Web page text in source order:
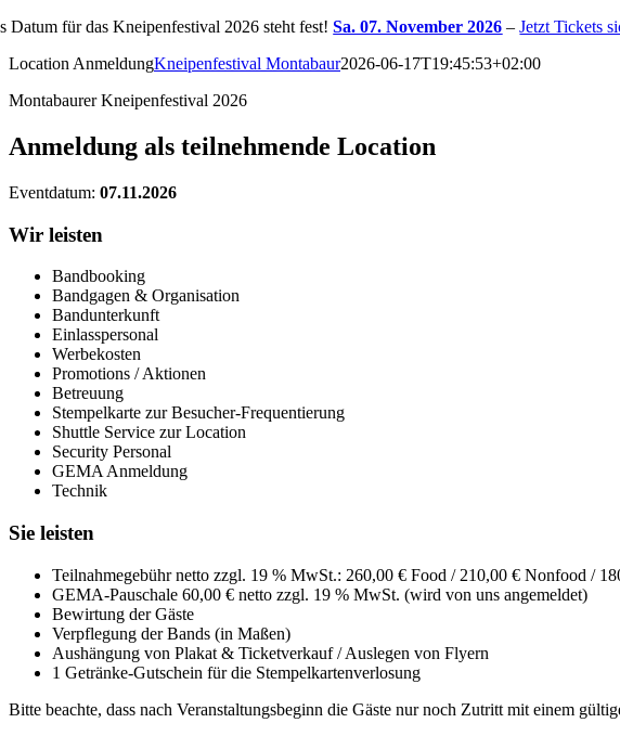
Datum für das Kneipenfestival 2026 steht fest!Sa. 07. November 2026 –Jetzt Tickets
Location AnmeldungKneipenfestival Montabaur2026-06-17T19:45:53+02:00
Montabaurer Kneipenfestival 2026
Anmeldung als teilnehmende Location
Eventdatum: 07.11.2026
Wir leisten
Bandbooking
Bandgagen & Organisation
Bandunterkunft
Einlasspersonal
Werbekosten
Promotions / Aktionen
Betreuung
Stempelkarte zur Besucher-Frequentierung
Shuttle Service zur Location
Security Personal
GEMA Anmeldung
Technik
Sie leisten
Teilnahmegebühr netto zzgl. 19 % MwSt.: 260,00 € Food / 210,00 € Nonfood /
GEMA-Pauschale 60,00 € netto zzgl. 19 % MwSt. (wird von uns angemeldet)
Bewirtung der Gäste
Verpflegung der Bands (in Maßen)
Aushängung von Plakat & Ticketverkauf / Auslegen von Flyern
1 Getränke-Gutschein für die Stempelkartenverlosung
Bitte beachte, dass nach Veranstaltungsbeginn die Gäste nur noch Zutritt mit einem